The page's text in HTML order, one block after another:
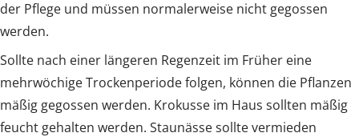
der Pflege und müssen normalerweise nicht gegossen
werden.
Sollte nach einer längeren Regenzeit im Früher eine
mehrwöchige Trockenperiode folgen, können die Pflanzen
mäßig gegossen werden. Krokusse im Haus sollten mäßig
feucht gehalten werden. Staunässe sollte vermieden